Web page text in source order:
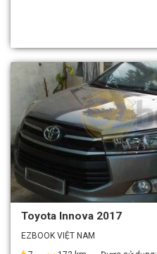
Toyota Innova 2017
EZBOOK VIỆT NAM